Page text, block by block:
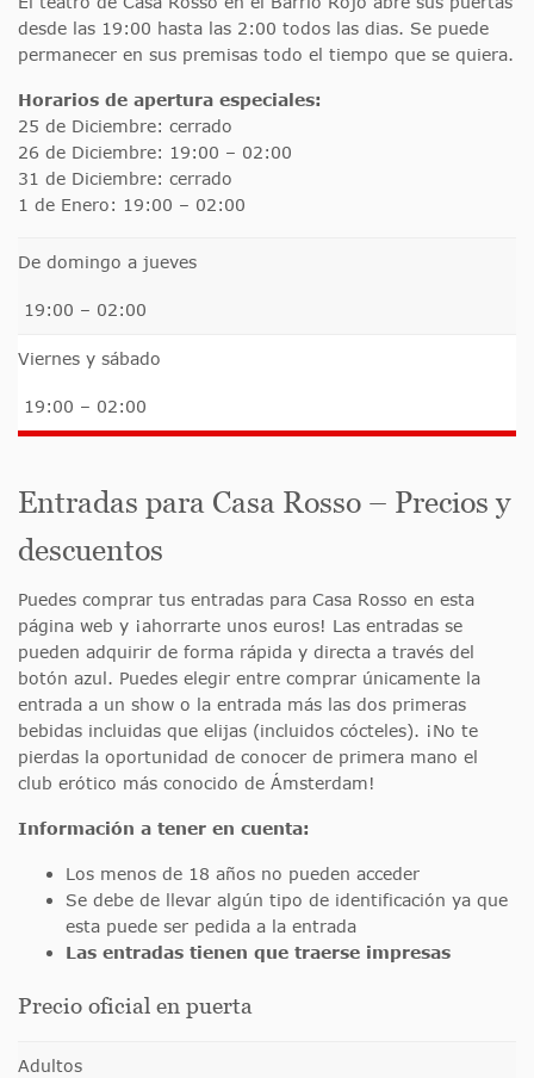
desde las 19:00 hasta las 2:00 todos las dias. Se puede
permanecer en sus premisas todo el tiempo que se quiera.
Horarios de apertura especiales:
25 de Diciembre: cerrado
26 de Diciembre: 19:00 – 02:00
31 de Diciembre: cerrado
1 de Enero: 19:00 – 02:00
De domingo a jueves
19:00 – 02:00
Viernes y sábado
19:00 – 02:00
Entradas para Casa Rosso – Precios y
descuentos
Puedes comprar tus entradas para Casa Rosso en esta
página web y ¡ahorrarte unos euros! Las entradas se
pueden adquirir de forma rápida y directa a través del
botón azul. Puedes elegir entre comprar únicamente la
entrada a un show o la entrada más las dos primeras
bebidas incluidas que elijas (incluidos cócteles). ¡No te
pierdas la oportunidad de conocer de primera mano el
club erótico más conocido de Ámsterdam!
Información a tener en cuenta:
Los menos de 18 años no pueden acceder
Se debe de llevar algún tipo de identificación ya que
esta puede ser pedida a la entrada
Las entradas tienen que traerse impresas
Precio oficial en puerta
Adultos